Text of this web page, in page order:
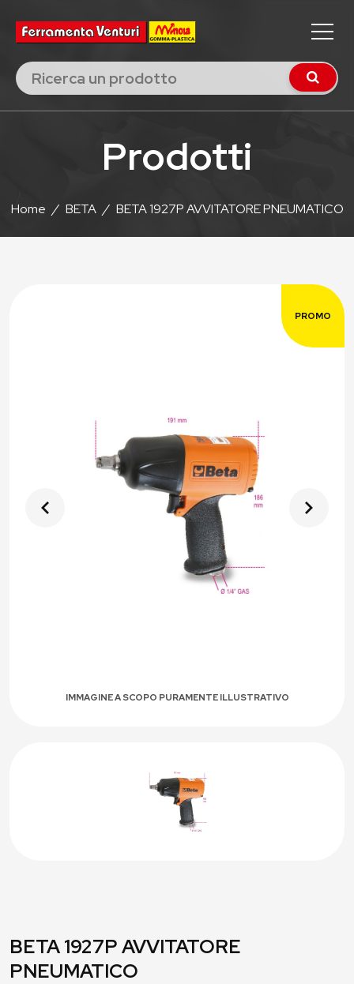
Prodotti
Home / BETA / BETA 1927P AVVITATORE PNEUMATICO
PROMO
IMMAGINE A SCOPO PURAMENTE ILLUSTRATIVO
BETA 1927P AVVITATORE
PNEUMATICO